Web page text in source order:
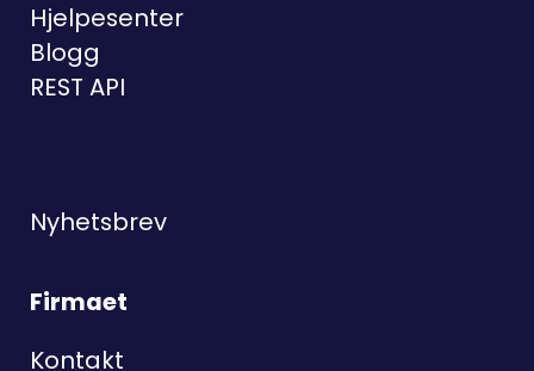
Hjelpesenter
Blogg
REST API
Nyhetsbrev
Firmaet
Kontakt